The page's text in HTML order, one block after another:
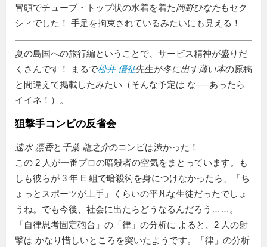
冒頭でチューブ・トップ状の水着を着た岡野ひなたもセク
シィでした！ 手足を拘束されているみたいにも見える！
夏の島国への旅行編ということで、サービス精神が盛りだ
くさんです！ まるで松井 優征先生が冬に出す薄い本の原稿
と間違えて掲載したみたい（そんな予定は な──あったら
イイネ！）。
狙撃手コンビの反省会
速水 凛香と 千葉 龍之介のコンビは渋かった！
この 2 人が一番プロの暗殺者の空気をまとっています。も
しも彼らが 3 年 E 組で暗殺術を身につけなかったら、「ち
ょっとスポーツが上手」くらいの平凡な生徒だったでしょ
うね。でも今後、社会に出たらどうなるんだろう……。
「自律思考固定砲台」の「律」の分析に よると、2 人の射
撃は かなり惜しいところを突いたようです。「律」の分析